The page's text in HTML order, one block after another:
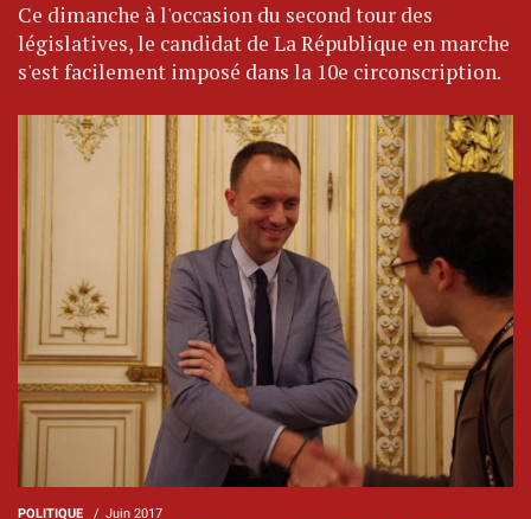
Ce dimanche à l'occasion du second tour des
législatives, le candidat de La République en marche
s'est facilement imposé dans la 10e circonscription.
POLITIQUE Juin 2017